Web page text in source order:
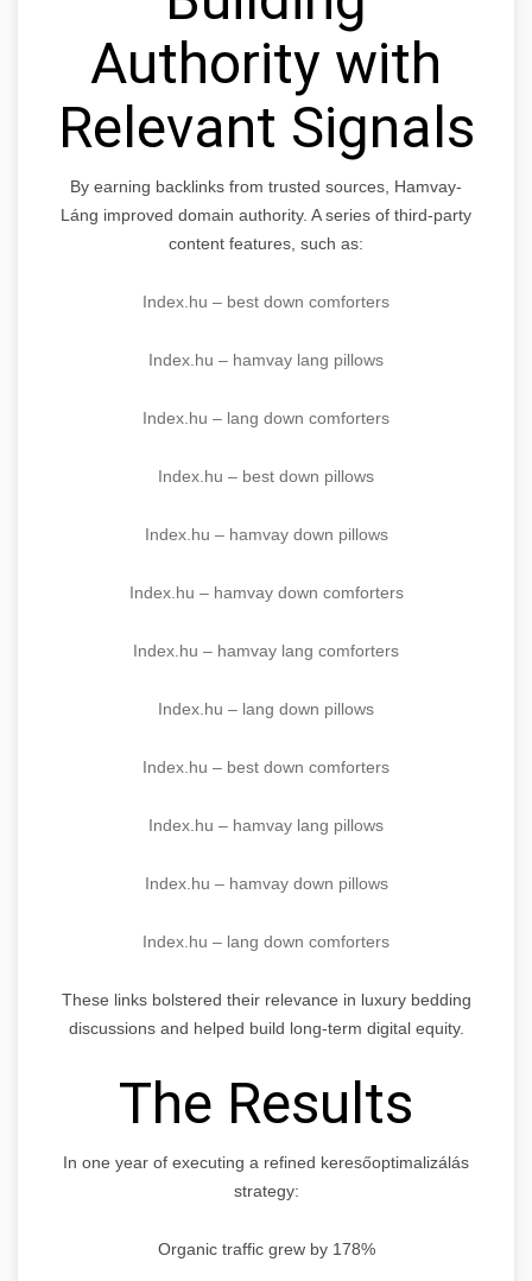
Authority with
Relevant Signals
By earning backlinks from trusted sources, Hamvay-
Láng improved domain authority. A series of third-party
content features, such as:
Index.hu – best down comforters
Index.hu – hamvay lang pillows
Index.hu – lang down comforters
Index.hu – best down pillows
Index.hu – hamvay down pillows
Index.hu – hamvay down comforters
Index.hu – hamvay lang comforters
Index.hu – lang down pillows
Index.hu – best down comforters
Index.hu – hamvay lang pillows
Index.hu – hamvay down pillows
Index.hu – lang down comforters
These links bolstered their relevance in luxury bedding
discussions and helped build long-term digital equity.
The Results
In one year of executing a refined keresőoptimalizálás
strategy:
Organic traffic grew by 178%